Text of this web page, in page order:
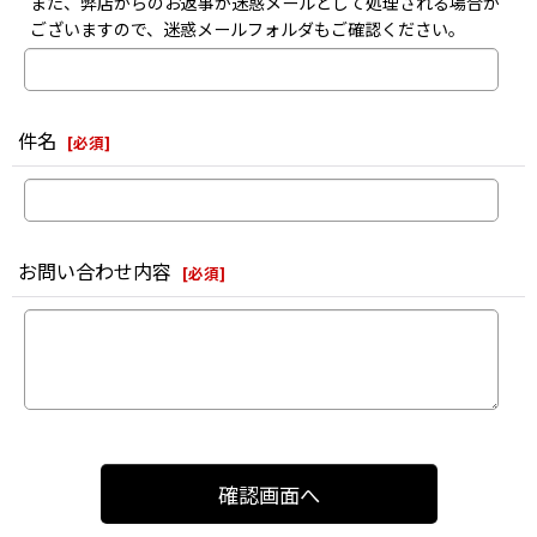
ございますので、迷惑メールフォルダもご確認ください。
件名 [必須]
お問い合わせ内容 [必須]
確認画面へ